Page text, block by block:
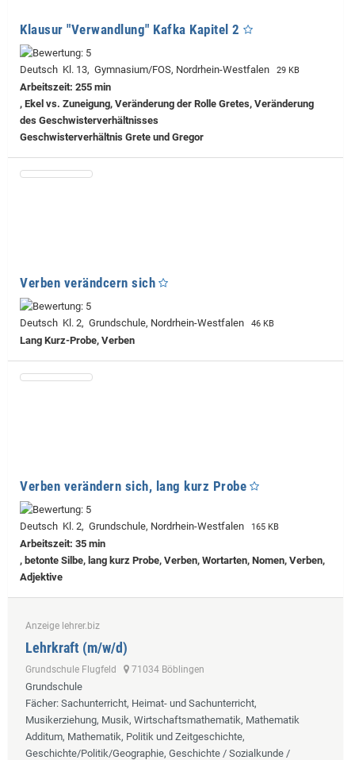
Klausur "Verwandlung" Kafka Kapitel 2
Deutsch Kl. 13, Gymnasium/FOS, Nordrhein-Westfalen 29 KB
Arbeitszeit: 255 min
, Ekel vs. Zuneigung, Veränderung der Rolle Gretes, Veränderung
des Geschwisterverhältnisses
Geschwisterverhältnis Grete und Gregor
Verben verändcern sich
Deutsch Kl. 2, Grundschule, Nordrhein-Westfalen 46 KB
Lang Kurz-Probe, Verben
Verben verändern sich, lang kurz Probe
Deutsch Kl. 2, Grundschule, Nordrhein-Westfalen 165 KB
Arbeitszeit: 35 min
, betonte Silbe, lang kurz Probe, Verben, Wortarten, Nomen, Verben,
Adjektive
Anzeige lehrer.biz
Lehrkraft (m/w/d)
Grundschule Flugfeld 71034 Böblingen
Grundschule
Fächer: Sachunterricht, Heimat- und Sachunterricht,
Musikerziehung, Musik, Wirtschaftsmathematik, Mathematik
Additum, Mathematik, Politik und Zeitgeschichte,
Geschichte/Politik/Geographie, Geschichte / Sozialkunde /